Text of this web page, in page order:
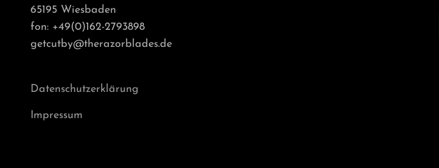
65195 Wiesbaden
fon: +49(0)162-2793898
getcutby@therazorblades.de
Datenschutzerklärung
Impressum